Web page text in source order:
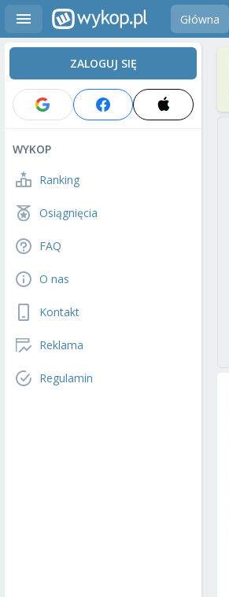
Główna
ZALOGUJ SIĘ
WYKOP
Ranking
Osiągnięcia
FAQ
O nas
Kontakt
Reklama
Regulamin